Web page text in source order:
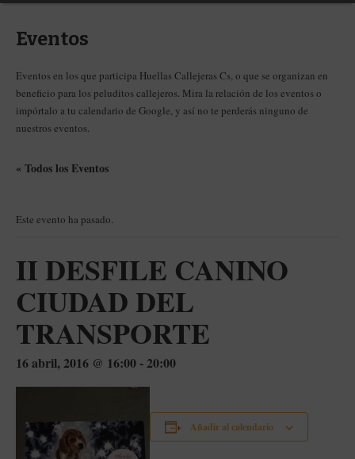
Eventos
Eventos en los que participa Huellas Callejeras Cs, o que se organizan en
beneficio para los peluditos callejeros. Mira la relación de los eventos o
impórtalo a tu calendario de Google, y así no te perderás ninguno de
nuestros eventos.
« Todos los Eventos
Este evento ha pasado.
II DESFILE CANINO
CIUDAD DEL
TRANSPORTE
16 abril, 2016 @ 16:00 -20:00
Añadir al calendario